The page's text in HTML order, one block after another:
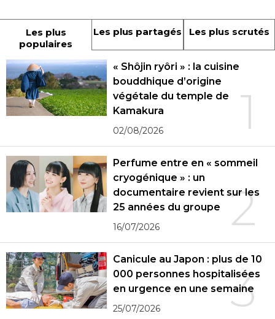
Les plus
populaires
Les plus partagés Les plus scrutés
1
« Shôjin ryôri » : la cuisine
bouddhique d’origine
végétale du temple de
Kamakura
02/08/2026
2
Perfume entre en « sommeil
cryogénique » : un
documentaire revient sur les
25 années du groupe
16/07/2026
3
Canicule au Japon : plus de 10
000 personnes hospitalisées
en urgence en une semaine
25/07/2026